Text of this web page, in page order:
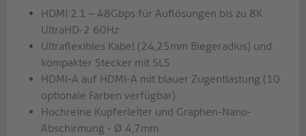
HDMI 2.1 – 48Gbps für Auflösungen bis zu 8K
UltraHD-2 60Hz
Ultraflexibles Kabel (24,25mm Biegeradius) und
kompakter Stecker mit SLS
HDMI-A auf HDMI-A mit blauer Zugentlastung (10
optionale Farben verfügbar)
Hochreine Kupferleiter und Graphen-Nano-
Abschirmung - Ø 4,7mm